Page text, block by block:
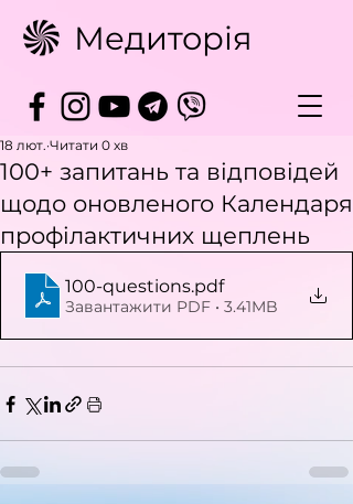
Медиторія
100+ запитань та вiдповiдей
щодо оновленого Календаря
профiлактичних щеплень
18 лют. Читати 0 хв
100-questions.pdf
Завантажити PDF • 3.41MB